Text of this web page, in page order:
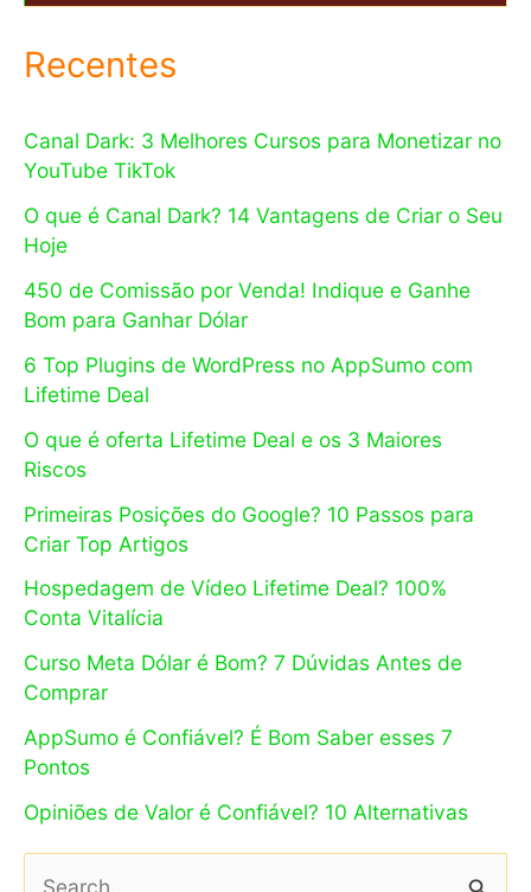
Recentes
Canal Dark: 3 Melhores Cursos para Monetizar no
YouTube TikTok
O que é Canal Dark? 14 Vantagens de Criar o Seu
Hoje
450 de Comissão por Venda! Indique e Ganhe
Bom para Ganhar Dólar
6 Top Plugins de WordPress no AppSumo com
Lifetime Deal
O que é oferta Lifetime Deal e os 3 Maiores
Riscos
Primeiras Posições do Google? 10 Passos para
Criar Top Artigos
Hospedagem de Vídeo Lifetime Deal? 100%
Conta Vitalícia
Curso Meta Dólar é Bom? 7 Dúvidas Antes de
Comprar
AppSumo é Confiável? É Bom Saber esses 7
Pontos
Opiniões de Valor é Confiável? 10 Alternativas